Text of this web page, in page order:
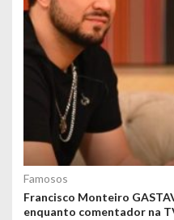
Famosos
Francisco Monteiro
enquanto comentador na